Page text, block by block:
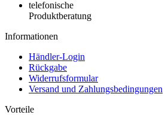
telefonische
Produktberatung
Informationen
Händler-Login
Rückgabe
Widerrufsformular
Versand und Zahlungsbedingungen
Vorteile